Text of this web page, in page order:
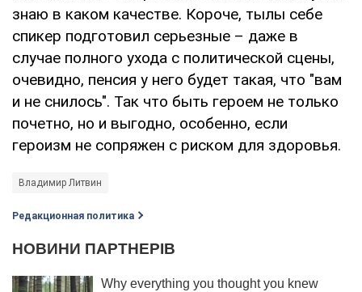
знаю в каком качестве. Короче, тылы себе
спикер подготовил серьезные – даже в
случае полного ухода с политической сцены,
очевидно, пенсия у него будет такая, что "вам
и не снилось". Так что быть героем не только
почетно, но и выгодно, особенно, если
героизм не сопряжен с риском для здоровья.
Владимир Литвин
Редакционная политика